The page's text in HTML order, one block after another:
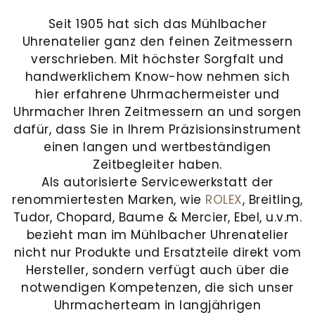
ALLE
UHREN
NEUHEITEN
&
HIGHLIGHTS
Breitling
neue
Chronomat
NEUHEITEN
&
HIGHLIGHTS
Neue
Marke
Serafino
Consoli
Neue
Mühlbacher
alles,
was
Ihr
Herz
begehrt:
Eheringe,
Verlobungsringe
und
Brautschmuck,
die
Ihre
Liebe
symbolisieren.
Ergänzend
Schmuck.
Ob
Reparaturen,
Wartung
oder
Aufbereitung
–
unsere
Experten
kümmern
sich
um
Ihre
wertvollen
Stücke.
UNSER
HAUS
Institution
in
der
Regensburger
Innenstadt.
In
der
Ludwigstraße
erwarten
Sie
exklusive
Schmuckkreationen
und
erlesene
Adresse
Juwelier
Mühlbacher
Ludwigstraße
Seit 1905 hat sich das Mühlbacher
Uhrenatelier ganz den feinen Zeitmessern
verschrieben. Mit höchster Sorgfalt und
handwerklichem Know-how nehmen sich
hier erfahrene Uhrmachermeister und
Uhrmacher Ihren Zeitmessern an und sorgen
dafür, dass Sie in Ihrem Präzisionsinstrument
einen langen und wertbeständigen
Zeitbegleiter haben.
Als autorisierte Servicewerkstatt der
renommiertesten Marken, wie ROLEX, Breitling,
Tudor, Chopard, Baume & Mercier, Ebel, u.v.m.
bezieht man im Mühlbacher Uhrenatelier
nicht nur Produkte und Ersatzteile direkt vom
Hersteller, sondern verfügt auch über die
notwendigen Kompetenzen, die sich unser
Uhrmacherteam in langjährigen